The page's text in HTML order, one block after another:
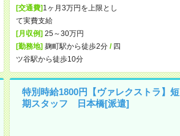
[交通費]1ヶ月3万円を上限とし
て実費支給
[月収例]25～30万円
[勤務地]麹町駅から徒歩2分/ 四
ツ谷駅から徒歩10分
特別時給1800円【ヴァレクストラ】短
期スタッフ 日本橋[派遣]